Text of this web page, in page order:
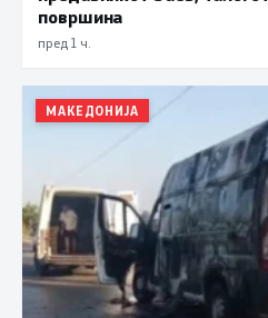
површина
пред 1 ч.
МАКЕДОНИЈА